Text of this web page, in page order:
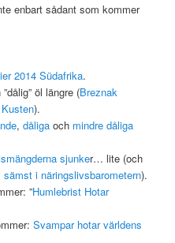
enbart sådant som kommer
2014 Südafrika.
öl längre (Breznak
).
,dåliga och mindre dåliga
sjunker… lite (och
sämst i näringslivsbarometern).
”Humlebrist Hotar
Svampar hotar världens